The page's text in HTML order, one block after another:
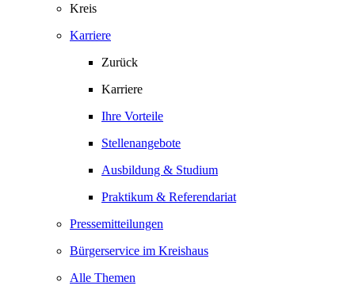
Kreis
Karriere
Zurück
Karriere
Ihre Vorteile
Stellenangebote
Ausbildung & Studium
Praktikum & Referendariat
Pressemitteilungen
Bürgerservice im Kreishaus
Alle Themen